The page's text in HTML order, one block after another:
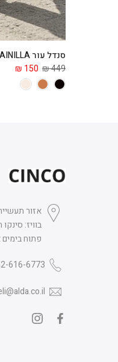
סנדל עור VAINILLA
449 ₪
150 ₪
אזור
בוויז:
פתוח בימים א-ה 09:00-18:00 יום
616-6773